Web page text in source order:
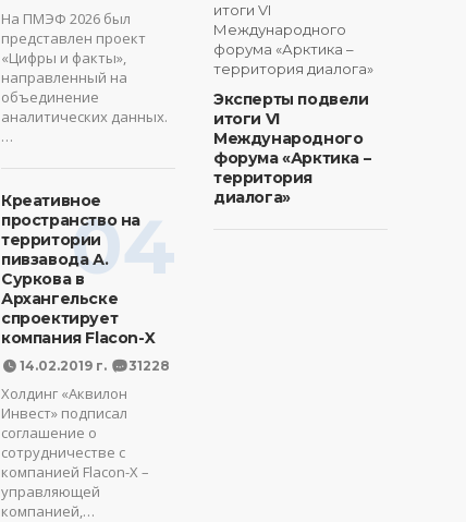
На ПМЭФ 2026 был
представлен проект
«Цифры и факты»,
направленный на
объединение
аналитических данных.
…
04
Креативное
пространство на
территории
пивзавода А.
Суркова в
Архангельске
спроектирует
компания Flacon-X
14.02.2019 г. 31228
Холдинг «Аквилон
Инвест» подписал
соглашение о
сотрудничестве с
компанией Flacon-X –
управляющей
компанией,…
Эксперты подвели
итоги VI
Международного
форума «Арктика –
территория
диалога»